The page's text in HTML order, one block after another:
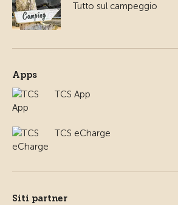
Tutto sul campeggio
Apps
TCS App
TCS eCharge
Siti partner